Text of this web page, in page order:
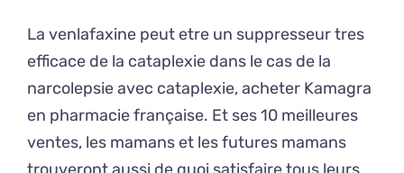
La venlafaxine peut etre un suppresseur tres
efficace de la cataplexie dans le cas de la
narcolepsie avec cataplexie, acheter Kamagra
en pharmacie française. Et ses 10 meilleures
ventes, les mamans et les futures mamans